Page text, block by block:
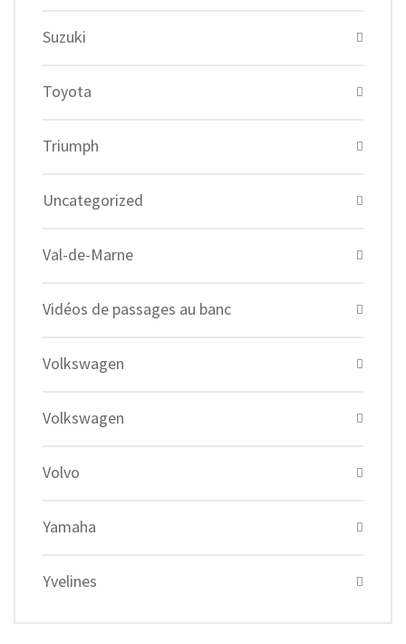
Suzuki
Toyota
Triumph
Uncategorized
Val-de-Marne
Vidéos de passages au banc
Volkswagen
Volkswagen
Volvo
Yamaha
Yvelines